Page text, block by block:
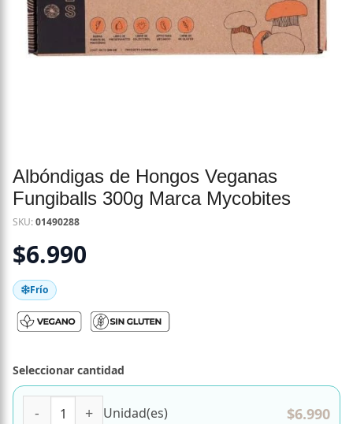
Albóndigas de Hongos Veganas
Fungiballs 300g Marca Mycobites
SKU:01490288
$6.990
Frío
Seleccionar cantidad
Unidad(es) $6.990